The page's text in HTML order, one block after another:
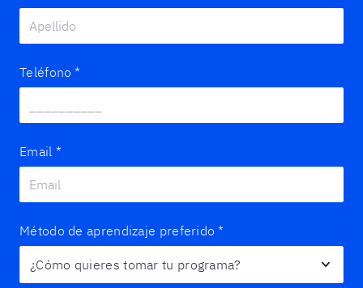
Teléfono *
Email *
Método de aprendizaje preferido *